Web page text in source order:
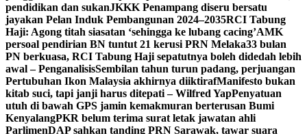
pendidikan dan sukanJKKK Penampang diseru bersatu
jayakan Pelan Induk Pembangunan 2024–2035RCI Tabung
Haji: Agong titah siasatan ‘sehingga ke lubang cacing’AMK
persoal pendirian BN tuntut 21 kerusi PRN Melaka33 bulan
PN berkuasa, RCI Tabung Haji sepatutnya boleh didedah lebih
awal – PenganalisisSembilan tahun turun padang, perjuangan
Pertubuhan Ikon Malaysia akhirnya diiktirafManifesto bukan
kitab suci, tapi janji harus ditepati – Wilfred YapPenyatuan
utuh di bawah GPS jamin kemakmuran berterusan Bumi
KenyalangPKR belum terima surat letak jawatan ahli
ParlimenDAP sahkan tanding PRN Sarawak, tawar suara